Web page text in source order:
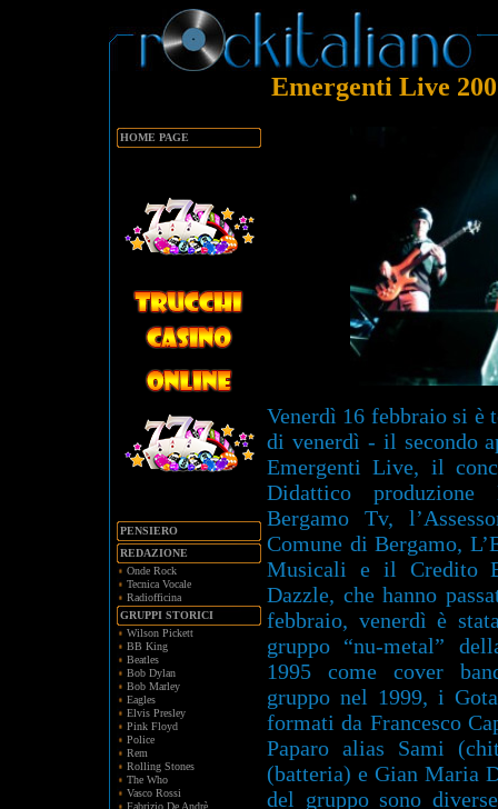
Emergenti Live
HOME PAGE
PENSIERO
REDAZIONE
Onde Rock
Tecnica Vocale
Radiofficina
GRUPPI STORICI
Wilson Pickett
BB King
Beatles
Bob Dylan
Bob Marley
Eagles
Elvis Presley
Pink Floyd
Police
Rem
Rolling Stones
The Who
Vasco Rossi
Fabrizio De Andrè
Venerdì 16 febbraio si è
di venerdì - il secondo
Emergenti Live, il
Didattico
Bergamo Tv,
Comune di Bergamo,
Musicali e il Credito
Dazzle, che hanno
febbraio, venerdì è
gruppo “nu-metal”
1995 come cover
gruppo nel 1999, i
formati da Francesco
Paparo alias Sami
(batteria) e Gian Maria
del gruppo sono